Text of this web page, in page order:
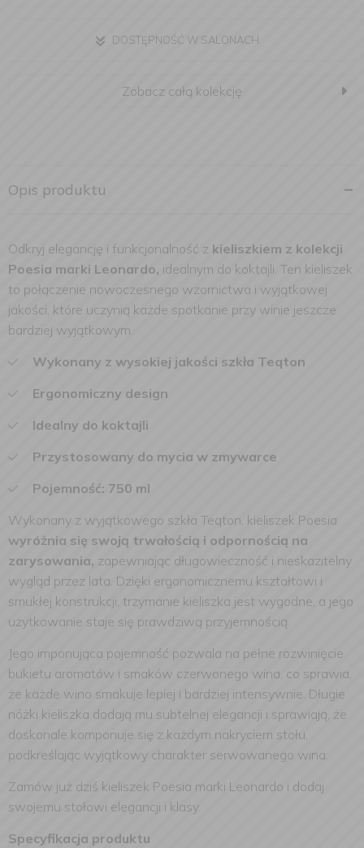
DOSTĘPNOŚĆ W SALONACH
Zobacz całą kolekcję
Opis produktu
Odkryj elegancję i funkcjonalność z kieliszkiem z kolekcji
Poesia marki Leonardo, idealnym do koktajli. Ten kieliszek
to połączenie nowoczesnego wzornictwa i wyjątkowej
jakości, które uczynią każde spotkanie przy winie jeszcze
bardziej wyjątkowym.
Wykonany z wysokiej jakości szkła Teqton
Ergonomiczny design
Idealny do koktajli
Przystosowany do mycia w zmywarce
Pojemność: 750 ml
Wykonany z wyjątkowego szkła Teqton, kieliszek Poesia
wyróżnia się swoją trwałością i odpornością na
zarysowania, zapewniając długowieczność i nieskazitelny
wygląd przez lata. Dzięki ergonomicznemu kształtowi i
smukłej konstrukcji, trzymanie kieliszka jest wygodne, a jego
użytkowanie staje się prawdziwą przyjemnością.
Jego imponująca pojemność pozwala na pełne rozwinięcie
bukietu aromatów i smaków czerwonego wina, co sprawia,
że każde wino smakuje lepiej i bardziej intensywnie. Długie
nóżki kieliszka dodają mu subtelnej elegancji i sprawiają, że
doskonale komponuje się z każdym nakryciem stołu,
podkreślając wyjątkowy charakter serwowanego wina.
Zamów już dziś kieliszek Poesia marki Leonardo i dodaj
swojemu stołowi elegancji i klasy.
Specyfikacja produktu